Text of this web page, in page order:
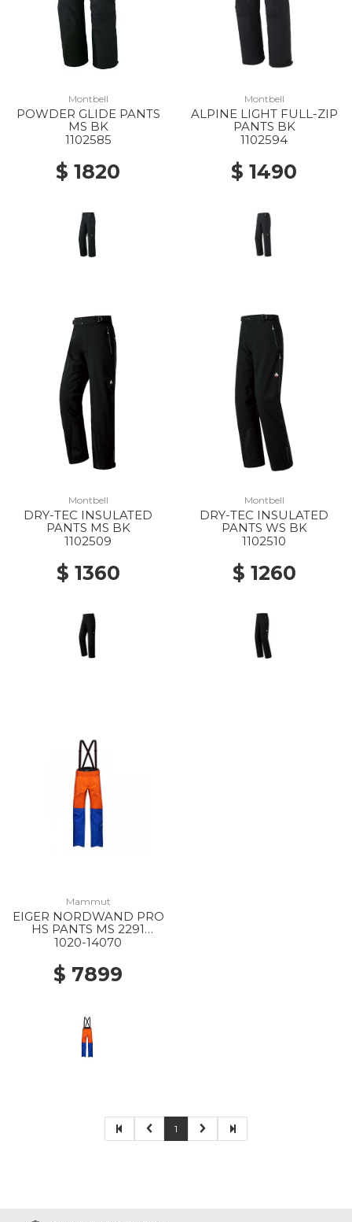
Montbell
POWDER GLIDE PANTS
MS BK
1102585
$ 1820
Montbell
ALPINE LIGHT FULL-ZIP
PANTS BK
1102594
$ 1490
Montbell
DRY-TEC INSULATED
PANTS MS BK
1102509
$ 1360
Montbell
DRY-TEC INSULATED
PANTS WS BK
1102510
$ 1260
Mammut
EIGER NORDWAND PRO
HS PANTS MS 2291
EIGER ORANGE-EIGER
1020-14070
$ 7899
1